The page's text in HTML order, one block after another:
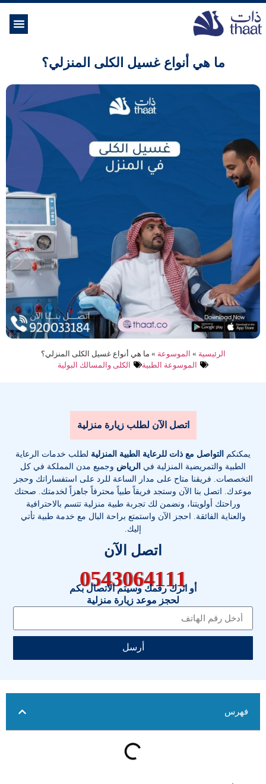
ما هي أنواع غسيل الكلى المنزلي؟
الرئيسية » الموسوعة » ما هي أنواع غسيل الكلى المنزلي؟
الموسوعة الطبية
الكلى والمسالك البولية
اتصل الآن لطلب زيارة منزلية
يمكنكم التواصل مع ذات للرعاية الطبية المنزلية لطلب خدمات الرعاية
الطبية والتمريضية المنزلية في الرياض وجميع مدن المملكة في كل
التخصصات . فريقنا متاح على مدار الساعة للرد على استفساراتك وحجز
موعدك. اتصل بنا الآن وستجد فريقاً طبياً محترفاً جاهزاً لخدمتك. صحتك
وراحتك أولويتنا، ونضمن لك تجربة طبية منزلية تتسم بالاحترافية
والعناية الفائقة. احجز الآن واستمتع براحة البال مع خدمة طبية تأتي
إليك.
اتصل الآن
0543064111
أو اترك رقمك وسيتم الاتصال بكم
لحجز موعد زيارة منزلية
أرسل
فهرس